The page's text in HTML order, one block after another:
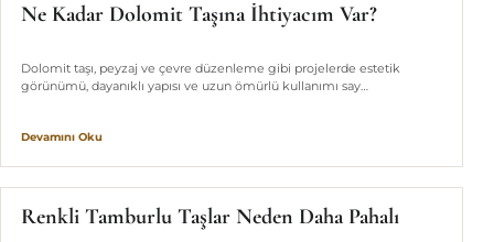
Ne Kadar Dolomit Taşına İhtiyacım Var?
Dolomit taşı, peyzaj ve çevre düzenleme gibi projelerde estetik
görünümü, dayanıklı yapısı ve uzun ömürlü kullanımı say…
Devamını Oku
Renkli Tamburlu Taşlar Neden Daha Pahalı